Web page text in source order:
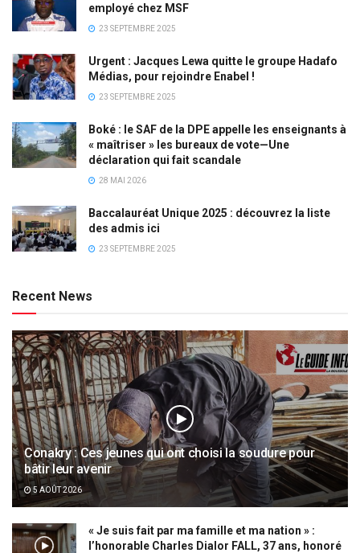
employé chez MSF
23 SEPTEMBRE 2025
Urgent : Jacques Lewa quitte le groupe Hadafo
Médias, pour rejoindre Enabel !
23 SEPTEMBRE 2025
Boké : le SAF de la DPE appelle les enseignants à
« maîtriser » les bureaux de vote—Une
déclaration qui fait scandale
28 MAI 2026
Baccalauréat Unique 2025 : découvrez la liste
des admis ici
23 SEPTEMBRE 2025
Recent News
Conakry : Ces jeunes qui ont choisi la soudure pour
bâtir leur avenir
5 AOÛT 2026
« Je suis fait par ma famille et ma nation » :
l’honorable Charles Dialor FALL, 37 ans, honoré